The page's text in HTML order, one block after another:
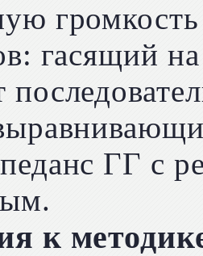
гасящий
ГГ с
к